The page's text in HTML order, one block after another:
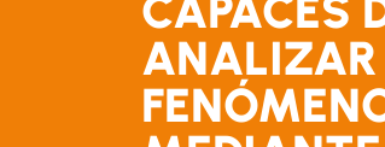
CAPACES
ANALIZAR